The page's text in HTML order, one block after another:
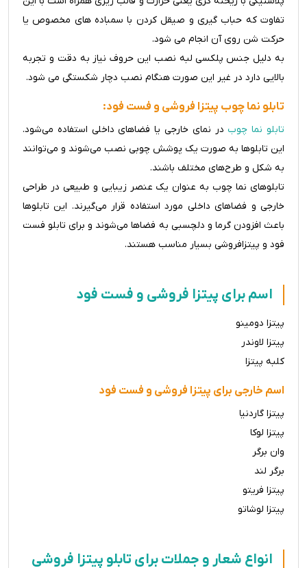
تفاوت که حباب گیری و صیقل کردن با سمباده های مخصوص یا
حرکت شن روی آن انجام می شود.
به دلیل جنس پلکسی لبه نصب این حروف نیاز به دقت و تجربه
بالایی دارد در غیر این صورت هنگام نصب دچار شکستگی می شود.
تابلو نما چوب پیتزا فروشی و فست فود:
تابلو نما چوبدر نمای خارجی یا فضاهای داخلی استفاده می‌شود.
این تابلوها به صورت یک پوشش چوبی نصب می‌شوند و می‌توانند
به شکل و طرح‌های مختلف باشند.
تابلوهای نما چوب به عنوان یک عنصر زیبایی و طبیعی در طراحی
خارجی و فضاهای داخلی مورد استفاده قرار می‌گیرند. این تابلوها
باعث افزودن گرما و دلچسبی به فضاها می‌شوند و برای تابلو فست
فود و پیتزافروشی بسیار مناسب هستند.
اسم برای پیتزا فروشی و فست فود
پیتزا دومینو
پیتزا لاوندر
کلبه پیتزا
اسم خارجی برای پیتزا فروشی و فست فود
پیتزا گاردنیا
پیتزا لوکا
وان برگر
برگر لند
پیتزا فریتو
پیتزا لوشاتو
انواع شعار و جملات برای تابلو پیتزا فروشی